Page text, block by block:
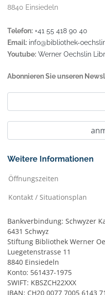
8840 Einsiedeln
Telefon: +41 55 418 90 40
Email: info@bibliothek-
Youtube: Werner Oechslin
Abonnieren Sie unseren
Weitere Informationen
Öffnungszeiten
Kontakt / Situationsplan
Bankverbindung: Schwyzer
6431 Schwyz
Stiftung Bibliothek Werner
Luegetenstrasse 11
8840 Einsiedeln
Konto: 561437-1975
SWIFT: KBSZCH22XXX
IBAN: CH20 0077 7005 6143